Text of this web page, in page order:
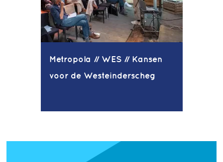
Metropola // WES // Kansen
voor de Westeinderscheg